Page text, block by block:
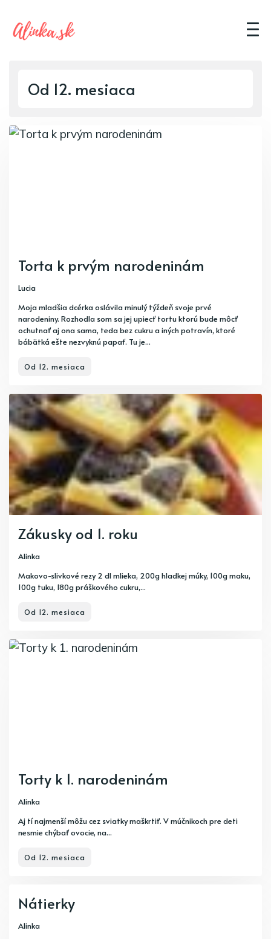
Od 12. mesiaca
Torta k prvým narodeninám
Lucia
Moja mladšia dcérka oslávila minulý týždeň svoje prvé
narodeniny. Rozhodla som sa jej upiecť tortu ktorú bude môcť
ochutnať aj ona sama, teda bez cukru a iných potravín, ktoré
bábätká ešte nezvyknú papať. Tu je...
Od 12. mesiaca
Zákusky od 1. roku
Alinka
Makovo-slivkové rezy 2 dl mlieka, 200g hladkej múky, 100g maku,
100g tuku, 180g práškového cukru,...
Od 12. mesiaca
Torty k 1. narodeninám
Alinka
Aj tí najmenší môžu cez sviatky maškrtiť. V múčnikoch pre deti
nesmie chýbať ovocie, na...
Od 12. mesiaca
Nátierky
Alinka